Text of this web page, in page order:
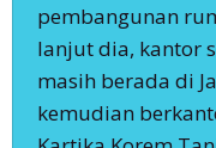
pembangunan
lanjut dia, kantor
masih berada di
kemudian